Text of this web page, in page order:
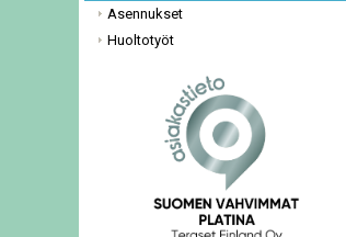
Asennukset
Huoltotyöt